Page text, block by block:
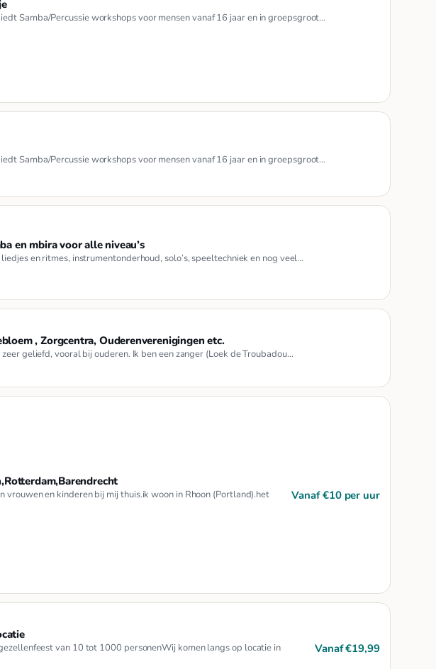
Samba/Percussie workshops voor mensen vanaf 16 jaar en in groepsgroot…
Samba/Percussie workshops voor mensen vanaf 16 jaar en in groepsgroot…
en mbira voor alle niveau’s
en ritmes, instrumentonderhoud, solo’s, speeltechniek en nog veel…
, Zorgcentra, Ouderenverenigingen etc.
geliefd, vooral bij ouderen. Ik ben een zanger (Loek de Troubadou…
vrouwen en kinderen bij mij thuis.ik woon in Rhoon (Portland).het
Vanaf €10 per uur
van 10 tot 1000 personenWij komen langs op locatie in
Vanaf €19,99